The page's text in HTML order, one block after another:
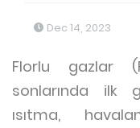
Dec 14, 2023
Florlu gazlar
sonlarında ilk
ısıtma,